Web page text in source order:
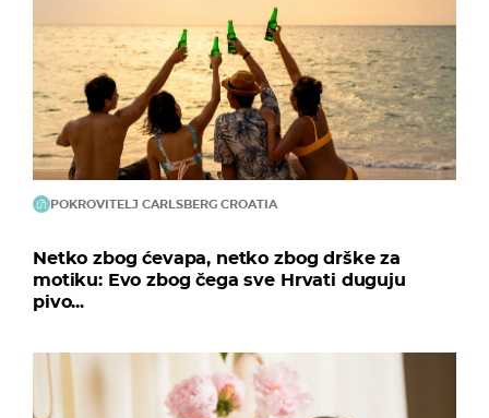
POKROVITELJ CARLSBERG CROATIA
Netko zbog ćevapa, netko zbog drške za
motiku: Evo zbog čega sve Hrvati duguju
pivo...